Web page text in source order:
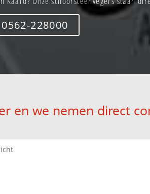
0562-228000
en we nemen direct